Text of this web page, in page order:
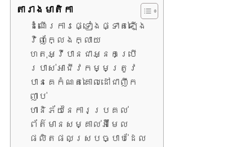
តារាង​មាតិកា
ដំណើរការផ្ទៀងផ្ទាត់ឡើង
វិញក្លែងក្លាយ
ហេតុអ្វីបានជាអ្នកប្រើ
ប្រាស់អាជីវកម្មត្រូវ
បានគេកំណត់គោលដៅជាញឹក
ញាប់
ហានិភ័យនៃការប្រគល់
ព័ត៌មានសម្គាល់អ៊ីមែល
ផលិតផលស្របច្បាប់ដែល